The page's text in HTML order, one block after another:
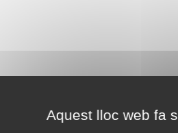
Aquest lloc web fa